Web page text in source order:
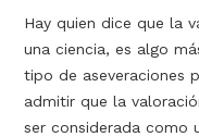
Hay quien dice que la
una ciencia, es algo
tipo de aseveraciones
admitir que la
ser considerada como